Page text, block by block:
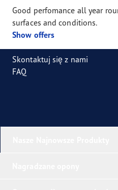
Good perfomance all year
surfaces and conditions.
Show offers
Skontaktuj się z nami
FAQ